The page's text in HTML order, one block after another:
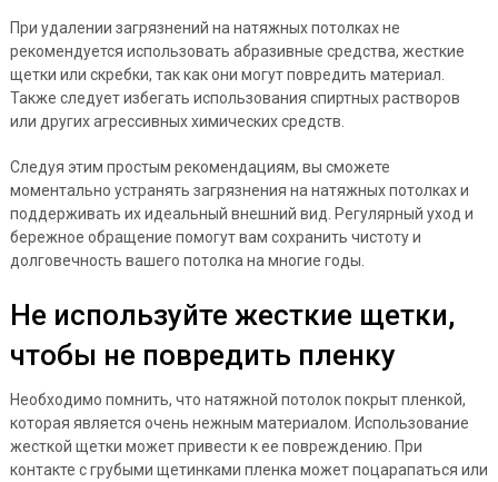
При удалении загрязнений на натяжных потолках не
рекомендуется использовать абразивные средства, жесткие
щетки или скребки, так как они могут повредить материал.
Также следует избегать использования спиртных растворов
или других агрессивных химических средств.
Следуя этим простым рекомендациям, вы сможете
моментально устранять загрязнения на натяжных потолках и
поддерживать их идеальный внешний вид. Регулярный уход и
бережное обращение помогут вам сохранить чистоту и
долговечность вашего потолка на многие годы.
Не используйте жесткие щетки,
чтобы не повредить пленку
Необходимо помнить, что натяжной потолок покрыт пленкой,
которая является очень нежным материалом. Использование
жесткой щетки может привести к ее повреждению. При
контакте с грубыми щетинками пленка может поцарапаться или